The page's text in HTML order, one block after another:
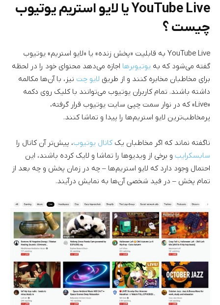
YouTube Live یا لایو استریم یوتیوب
چیست ؟
YouTube Live به قابلیت «پخش زنده» یا «لایو استریم» یوتیوب
گفته می‌شود که به یوتیوبرها اجازه می‌دهد محتوای خود را در لحظه
برای مخاطبان مخابره کنند و از طریق لایو چت نیز،‌ با آن‌ها مکالمه
داشته باشند. تمام کاربران یوتیوب می‌توانند با کلیک روی دکمه
«Live» که در نوار سمت چپی سایت یوتیوب قرار گرفته،
پرمخاطب‌ترین لایو استریم‌ها را پیدا و تماشا کنند.
ناگفته نماند که اگر مخاطبان یک کانال یوتیوب، پیش‌تر آن کانال را
سابسکرایب و برخی از ویدیوها را تماشا و لایک کرده باشند، این
احتمال وجود دارد که لایو استریم‌ها – چه در زمان پخش و چه بعد از
تمام پخش – در فید شخصی آن‌ها به نمایش درآیند.